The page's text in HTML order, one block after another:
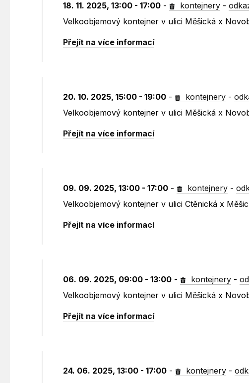
18. 11. 2025, 13:00 - 17:00 - kontejnery -
Velkoobjemový kontejner v ulici Měšická x
Přejít na více informací
20. 10. 2025, 15:00 - 19:00 - kontejnery -
Velkoobjemový kontejner v ulici Měšická x
Přejít na více informací
09. 09. 2025, 13:00 - 17:00 - kontejnery -
Velkoobjemový kontejner v ulici Ctěnická x
Přejít na více informací
06. 09. 2025, 09:00 - 13:00 - kontejnery -
Velkoobjemový kontejner v ulici Měšická x
Přejít na více informací
24. 06. 2025, 13:00 - 17:00 - kontejnery -